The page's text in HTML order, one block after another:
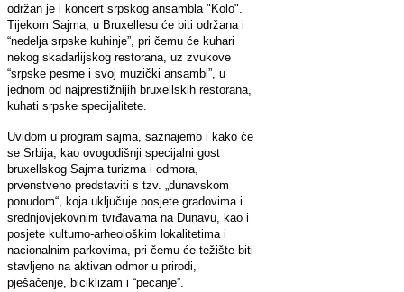
održan je i koncert srpskog ansambla "Kolo".
Tijekom Sajma, u Bruxellesu će biti održana i
“nedelja srpske kuhinje”, pri čemu će kuhari
nekog skadarlijskog restorana, uz zvukove
“srpske pesme i svoj muzički ansambl”, u
jednom od najprestižnijih bruxellskih restorana,
kuhati srpske specijalitete.
Uvidom u program sajma, saznajemo i kako će
se Srbija, kao ovogodišnji specijalni gost
bruxellskog Sajma turizma i odmora,
prvenstveno predstaviti s tzv. „dunavskom
ponudom“, koja uključuje posjete gradovima i
srednjovjekovnim tvrđavama na Dunavu, kao i
posjete kulturno-arheološkim lokalitetima i
nacionalnim parkovima, pri čemu će težište biti
stavljeno na aktivan odmor u prirodi,
pješačenje, biciklizam i “pecanje”.